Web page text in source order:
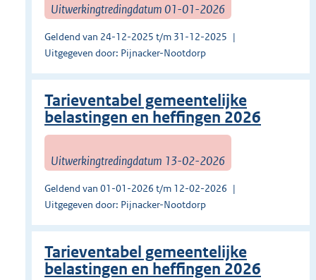
Uitwerkingtredingdatum 01-01-2026
Geldend van 24-12-2025 t/m 31-12-2025
Uitgegeven door: Pijnacker-Nootdorp
Tarieventabel gemeentelijke
belastingen en heffingen 2026
Uitwerkingtredingdatum 13-02-2026
Geldend van 01-01-2026 t/m 12-02-2026
Uitgegeven door: Pijnacker-Nootdorp
Tarieventabel gemeentelijke
belastingen en heffingen 2026